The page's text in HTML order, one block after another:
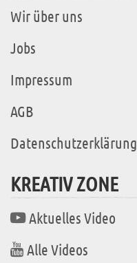
Wir über uns
Jobs
Impressum
AGB
Datenschutzerklärung
KREATIV ZONE
Aktuelles Video
Alle Videos